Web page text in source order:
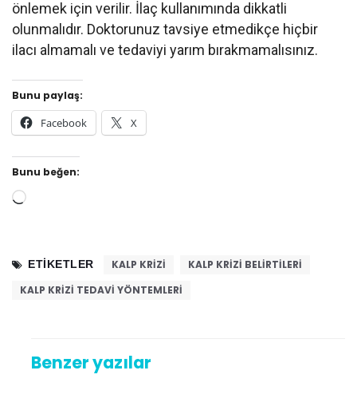
önlemek için verilir. İlaç kullanımında dikkatli
olunmalıdır. Doktorunuz tavsiye etmedikçe hiçbir
ilacı almamalı ve tedaviyi yarım bırakmamalısınız.
Bunu paylaş:
Facebook X
Bunu beğen:
ETIKETLER KALP KRIZI
KALP KRIZI BELIRTILERI
KALP KRIZI TEDAVI YÖNTEMLERI
Benzer yazılar